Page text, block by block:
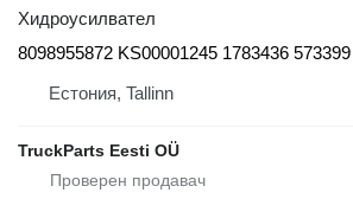
Хидроусилвател
8098955872 KS00001245 1783436 573399
Естония, Tallinn
TruckParts Eesti OÜ